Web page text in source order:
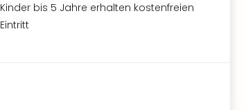
Kinder bis 5 Jahre erhalten kostenfreien
Eintritt